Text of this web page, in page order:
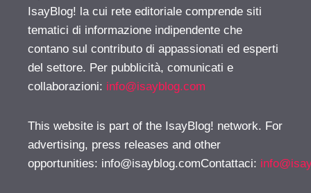
IsayBlog! la cui rete editoriale comprende siti
tematici di informazione indipendente che
contano sul contributo di appassionati ed esperti
del settore. Per pubblicità, comunicati e
collaborazioni: info@isayblog.com
This website is part of the IsayBlog! network. For
advertising, press releases and other
opportunities: info@isayblog.comContattaci: